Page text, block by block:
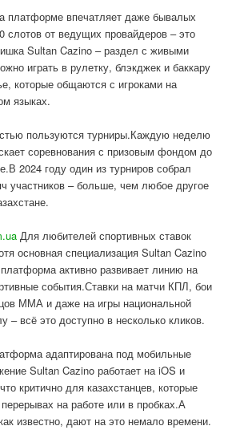
платформе впечатляет даже бывалых
слотов от ведущих провайдеров – это
Sultan Cazino – раздел с живыми
играть в рулетку, блэкджек и баккару
которые общаются с игроками на
языках.
пользуются турниры.Каждую неделю
соревнования с призовым фондом до
2024 году один из турниров собрал
участников – больше, чем любое другое
Для любителей спортивных ставок
основная специализация Sultan Cazino
активно развивает линию на
события.Ставки на матчи КПЛ, бои
ММА и даже на игры национальной
– всё это доступно в несколько кликов.
адаптирована под мобильные
Sultan Cazino работает на iOS и
критично для казахстанцев, которые
на работе или в пробках.А
известно, дают на это немало времени.